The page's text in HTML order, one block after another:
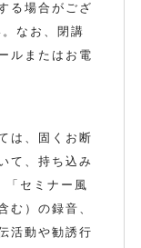
る場合がござ
なお、閉講
ルまたはお電
は、固くお断
て、持ち込み
「セミナー風
む）の録音、
活動や勧誘行